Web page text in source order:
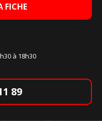
FICHE
à 18h30
89